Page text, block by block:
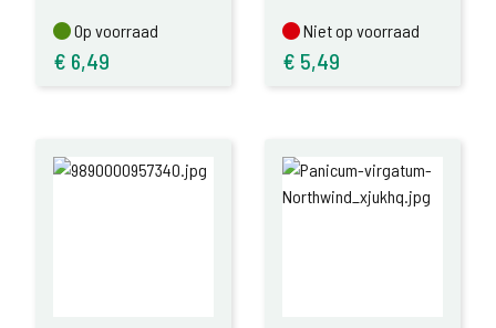
Op voorraad
Op voorraad
€ 6,49
Niet op voorraad
Niet op voorraad
€ 5,49